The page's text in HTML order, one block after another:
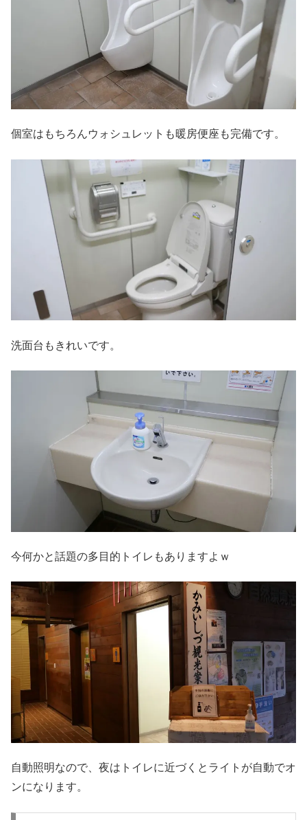
個室はもちろんウォシュレットも暖房便座も完備です。
洗面台もきれいです。
今何かと話題の多目的トイレもありますよｗ
自動照明なので、夜はトイレに近づくとライトが自動でオ
ンになります。